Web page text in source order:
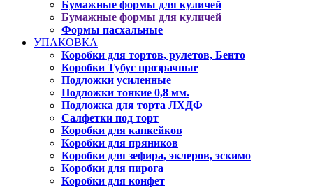
Бумажные формы для куличей
Бумажные формы для куличей
Формы пасхальные
УПАКОВКА
Коробки для тортов, рулетов, Бенто
Коробки Тубус прозрачные
Подложки усиленные
Подложки тонкие 0,8 мм.
Подложка для торта ЛХДФ
Салфетки под торт
Коробки для капкейков
Коробки для пряников
Коробки для зефира, эклеров, эскимо
Коробки для пирога
Коробки для конфет